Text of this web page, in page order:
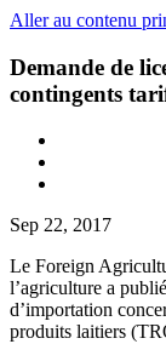
Aller au contenu
Demande de
contingents
Sep 22, 2017
Le Foreign
l’agriculture a
d’importation
produits laitiers